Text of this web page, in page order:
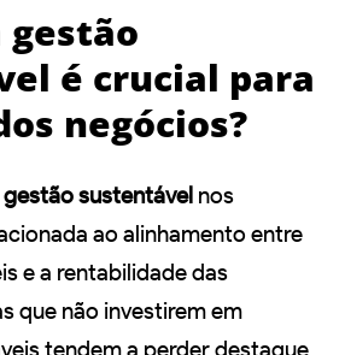
gestão
é crucial para
negócios?
sustentável nos
ao alinhamento entre
e a rentabilidade das
que não investirem em